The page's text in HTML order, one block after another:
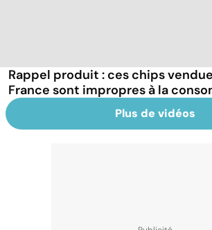
Rappel produit : ces chips
France sont impropres à la
Plus de vidéos